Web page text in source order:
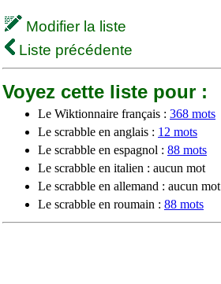
Modifier la liste
Liste précédente
Voyez cette liste pour :
Le Wiktionnaire français : 368 mots
Le scrabble en anglais : 12 mots
Le scrabble en espagnol : 88 mots
Le scrabble en italien : aucun mot
Le scrabble en allemand : aucun mot
Le scrabble en roumain : 88 mots